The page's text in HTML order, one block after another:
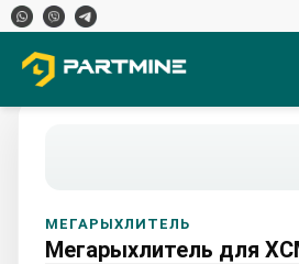
МЕГАРЫХЛИТЕЛЬ
Мегарыхлитель для